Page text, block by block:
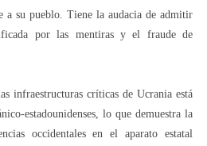
su pueblo. Tiene la audacia de admitir
por las mentiras y el fraude de
infraestructuras críticas de Ucrania está
estadounidenses, lo que demuestra la
occidentales en el aparato estatal